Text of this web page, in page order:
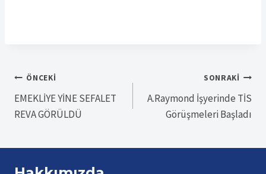
Yazı
gezinmesi
ÖNCEKI
EMEKLİYE YİNE SEFALET
REVA GÖRÜLDÜ
SONRAKI
A.Raymond İşyerinde TİS
Görüşmeleri Başladı